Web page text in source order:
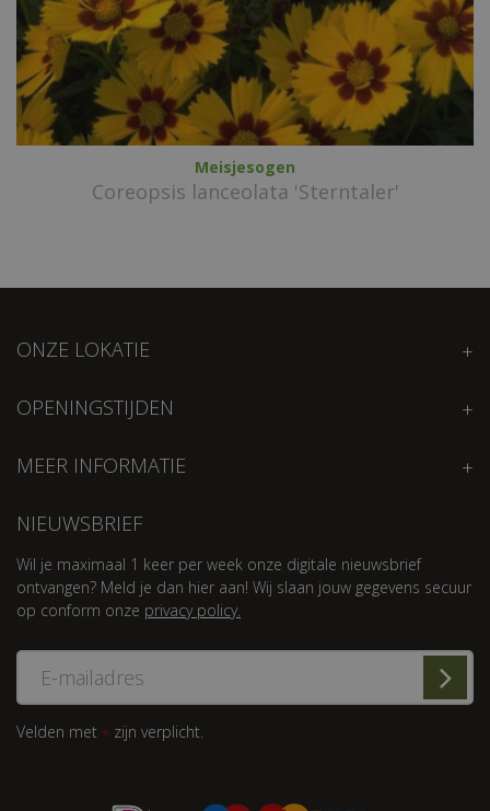
Meisjesogen
Coreopsis lanceolata 'Sterntaler'
ONZE LOKATIE
OPENINGSTIJDEN
MEER INFORMATIE
NIEUWSBRIEF
Wil je maximaal 1 keer per week onze digitale nieuwsbrief
ontvangen? Meld je dan hier aan! Wij slaan jouw gegevens secuur
op conform onze privacy policy.
Velden met * zijn verplicht.